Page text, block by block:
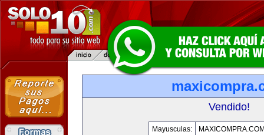
Vendido!
Mayusculas: